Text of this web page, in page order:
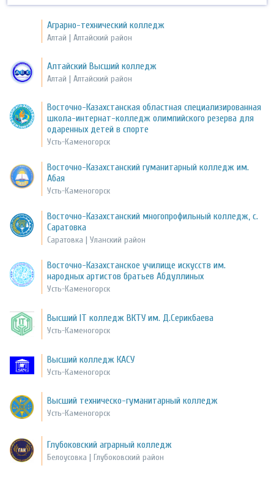
Аграрно-технический колледж
Алтай | Алтайский район
Алтайский Высший колледж
Алтай | Алтайский район
Восточно-Казахстанская областная специализированная
школа-интернат-колледж олимпийского резерва для
одаренных детей в спорте
Усть-Каменогорск
Восточно-Казахстанский гуманитарный колледж им.
Абая
Усть-Каменогорск
Восточно-Казахстанский многопрофильный колледж, с.
Саратовка
Саратовка | Уланский район
Восточно-Казахстанское училище искусств им.
народных артистов братьев Абдуллиных
Усть-Каменогорск
Высший IT колледж ВКТУ им. Д.Серикбаева
Усть-Каменогорск
Высший колледж КАСУ
Усть-Каменогорск
Высший техническо-гуманитарный колледж
Усть-Каменогорск
Глубоковский аграрный колледж
Белоусовка | Глубоковский район